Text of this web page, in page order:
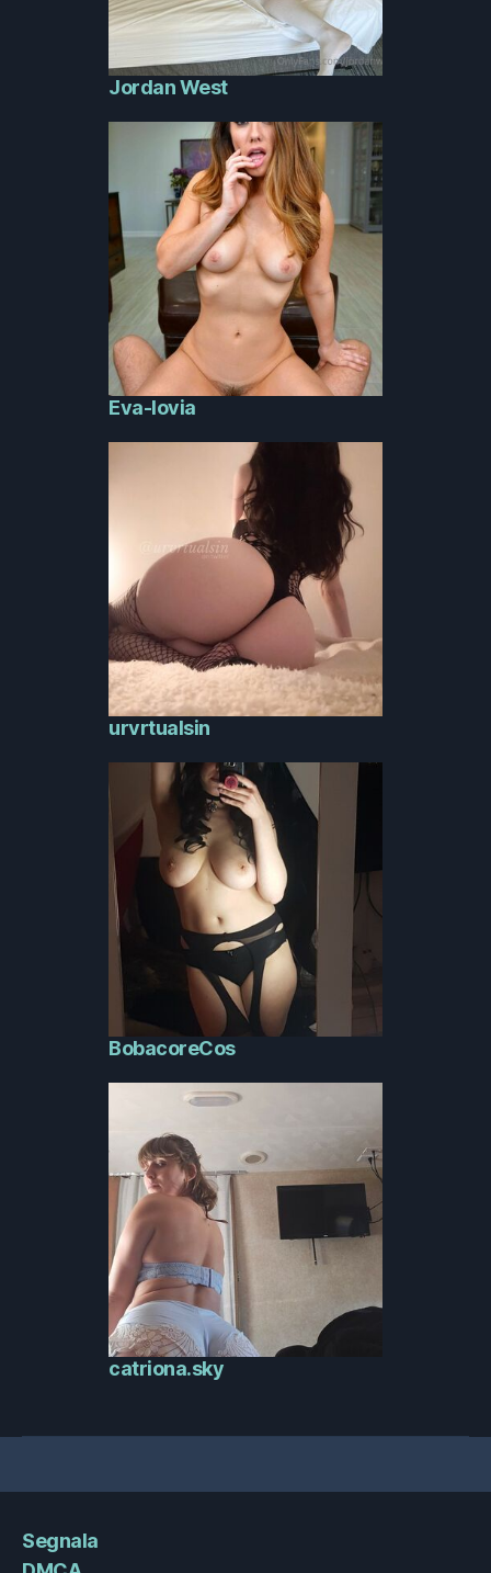
Jordan West
Eva-lovia
urvrtualsin
BobacoreCos
catriona.sky
Segnala